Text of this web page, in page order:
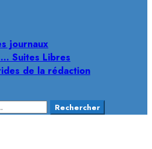
journaux
Suites Libres
de la rédaction